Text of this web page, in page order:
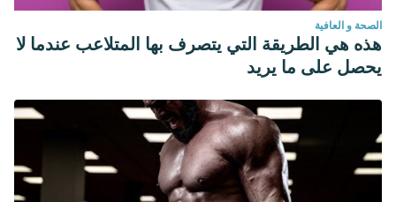
الصحة و العافية
هذه هي الطريقة التي يتصرف بها المتلاعب عندما لا
يحصل على ما يريد